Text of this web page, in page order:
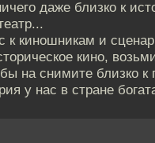
даже близко к
к киношникам и
кино,
на снимите близко к
у нас в стране